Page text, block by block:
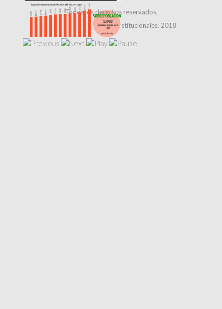
Todos los derechos reservados.
Dirección de Relaciones Institucionales. 2018